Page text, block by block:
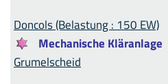
Doncols (Belastung : 150 EW)
Mechanische Kläranlage
Grumelscheid